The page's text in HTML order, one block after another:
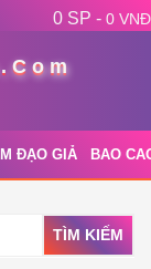
0 SP - 0 VNĐ
ĐẠO GIẢ BAO
TÌM KIẾM